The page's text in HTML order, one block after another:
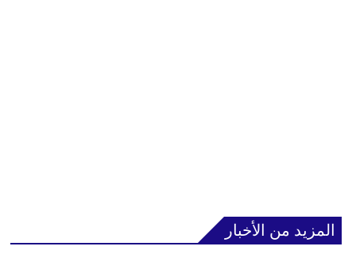
المزيد من الأخبار